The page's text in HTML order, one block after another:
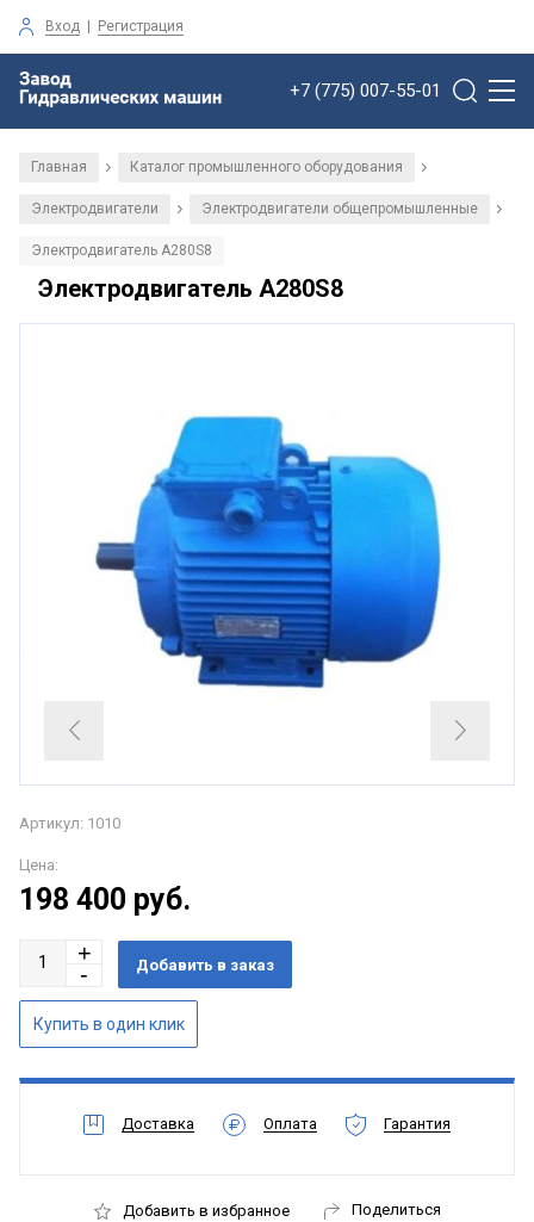
Вход | Регистрация
+7 (775) 007-55-01
Главная / Каталог промышленного оборудования /
Электродвигатели / Электродвигатели общепромышленные /
Электродвигатель А280S8
Электродвигатель А280S8
Артикул: 1010
Цена:
198 400 руб.
Доставка Оплата Гарантия
Добавить в избранное Поделиться